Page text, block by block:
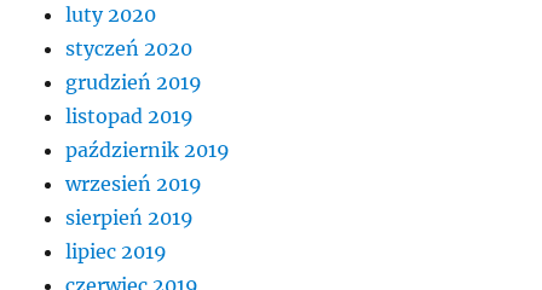
luty 2020
styczeń 2020
grudzień 2019
listopad 2019
październik 2019
wrzesień 2019
sierpień 2019
lipiec 2019
czerwiec 2019